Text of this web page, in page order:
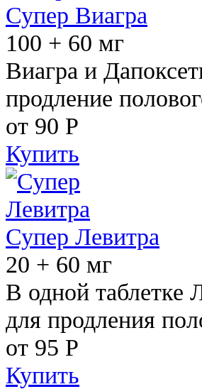
Супер Виагра
100 + 60 мг
Виагра и
продление
от 90 Р
Купить
Супер Левитра
20 + 60 мг
В одной таблетке
для продления
от 95 Р
Купить